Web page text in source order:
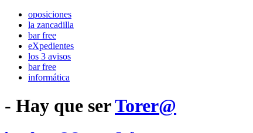
oposiciones
la zancadilla
bar free
eXpedientes
los 3 avisos
bar free
informática
- Hay que serTorer@